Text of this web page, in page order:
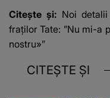
Citește și: Noi
fraților Tate: ”Nu mi-a
nostru»”
CITEȘTE ȘI